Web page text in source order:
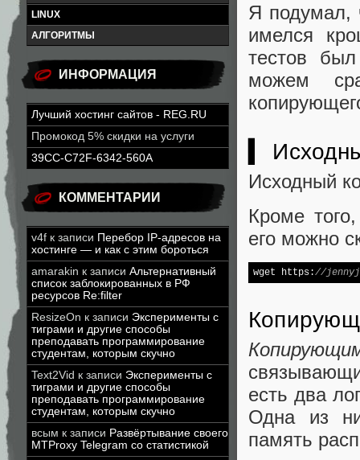
LINUX
АЛГОРИТМЫ
ИНФОРМАЦИЯ
Лучший хостинг сайтов - REG.RU
Промокод 5% скидки на услуги
39CC-C72F-6342-560A
КОММЕНТАРИИ
v4f к записи Перебор IP-адресов на
хостинге — и как с этим бороться
amarakin к записи Альтернативный
список заблокированных в РФ
ресурсов Re:filter
ResizeOn к записи Эксперименты с
тиграми и другие способы
преподавать программирование
студентам, которым скучно
Text2Vid к записи Эксперименты с
тиграми и другие способы
преподавать программирование
студентам, которым скучно
всым к записи Развёртывание своего
MTProxy Telegram со статистикой
Я подумал,
имелся
тестов
можем
▍
Исходный
Кроме
его можно
wget https://
есть два
Одна из
память